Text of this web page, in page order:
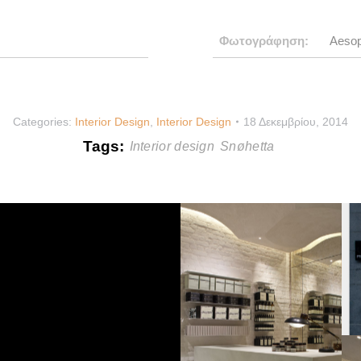
Φωτογράφηση:
Categories: Interior Design Interior Design 18 Δεκεμβρίου, 2014
Tags: Interior design Snøhetta